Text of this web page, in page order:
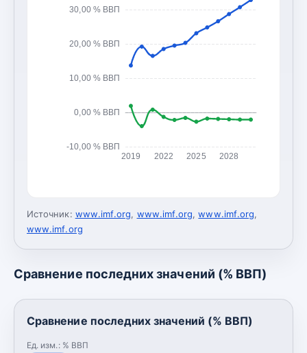
-10,00 % ВВП
0,00 % ВВП
10,00 % ВВП
20,00 % ВВП
30,00 % ВВП
2019 2022 2025 2028
Источник: www.imf.org, www.imf.org,www.imf.org,
www.imf.org
Сравнение последних значений (% ВВП)
Сравнение последних значений (% ВВП)
Ед. изм.: % ВВП